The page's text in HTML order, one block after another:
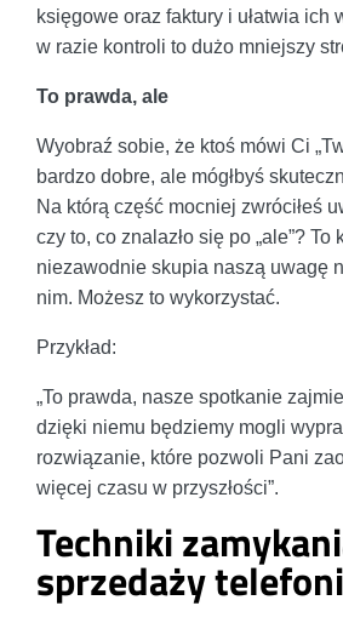
księgowe oraz faktury i ułatwia ich
w razie kontroli to dużo mniejszy
To prawda, ale
Wyobraź sobie, że ktoś mówi Ci
bardzo dobre, ale mógłbyś
Na którą część mocniej zwróciłeś
czy to, co znalazło się po „ale”? To
niezawodnie skupia naszą uwagę
nim. Możesz to wykorzystać.
Przykład:
„To prawda, nasze spotkanie
dzięki niemu będziemy mogli
rozwiązanie, które pozwoli Pani
więcej czasu w przyszłości”.
Techniki
sprzedaży